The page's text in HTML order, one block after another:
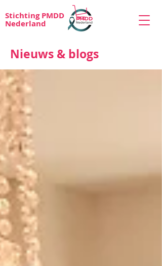
Stichting PMDD
Nederland
Nieuws & blogs